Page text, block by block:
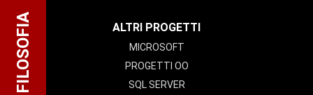
ALTRI PROGETTI
MICROSOFT
PROGETTI OO
SQL SERVER
FILOSOFIA